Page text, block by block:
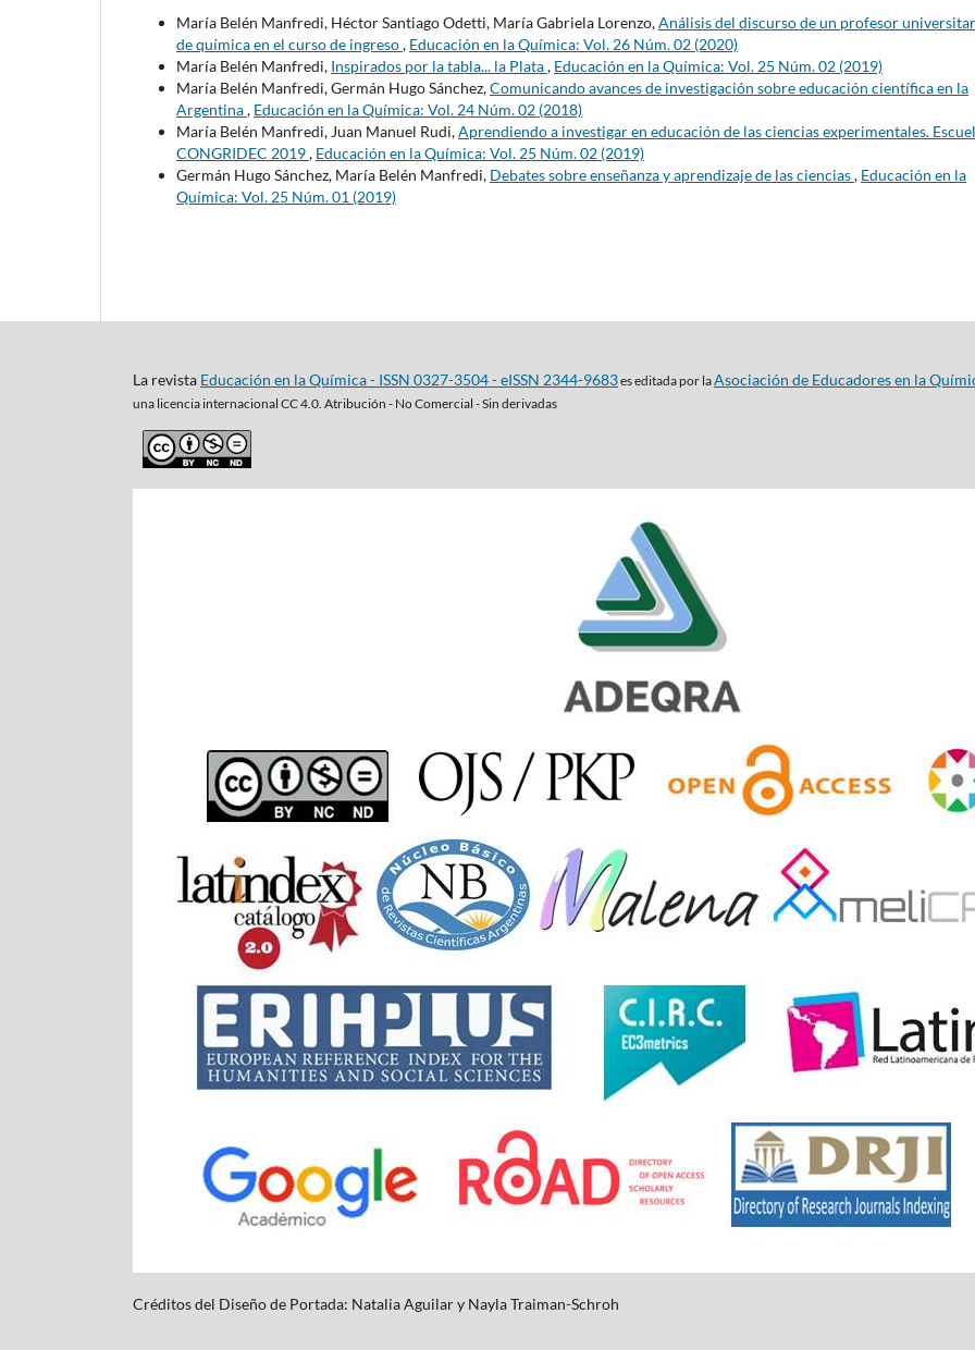
María Belén Manfredi, Héctor Santiago Odetti, María Gabriela Lorenzo,Análisis del discurso de un profesor
de química en el curso de ingreso, Educación en la Química: Vol. 26 Núm. 02 (2020)
María Belén Manfredi, Inspirados por la tabla... la Plata, Educación en la Química: Vol. 25 Núm. 02 (2019)
María Belén Manfredi, Germán Hugo Sánchez,Comunicando avances de investigación sobre educación científica en la
Argentina, Educación en la Química: Vol. 24 Núm. 02 (2018)
María Belén Manfredi, Juan Manuel Rudi,Aprendiendo a investigar en educación de las ciencias experimentales.
CONGRIDEC 2019, Educación en la Química: Vol. 25 Núm. 02 (2019)
Germán Hugo Sánchez, María Belén Manfredi, Debates sobre enseñanza y aprendizaje de las ciencias, Educación en la
Química: Vol. 25 Núm. 01 (2019)
La revista Educación en la Química - ISSN 0327-3504 - eISSN 2344-9683es editada por laAsociación de Educadores en la
una licencia internacional CC 4.0. Atribución - No Comercial - Sin derivadas
Créditos del Diseño de Portada: Natalia Aguilar y NaylaTraiman-Schroh